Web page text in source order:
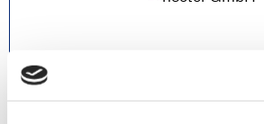
nector GmbH
@ Austria